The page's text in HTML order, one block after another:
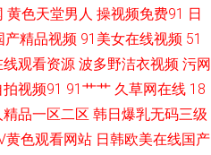
费黄色福利视频网址 91超碰在线五月
费看 WWW俺去也COM 深夜释放免费
久久伊人一本精品久久 国产黑丝91内
黄色天堂男人 操视频免费91 日
产精品视频 91美女在线视频 51
线观看资源 波多野洁衣视频 污网
拍视频91 91艹艹 久草网在线 18
精品一区二区 韩日爆乳无码三级
黄色观看网站 日韩欧美在线国产